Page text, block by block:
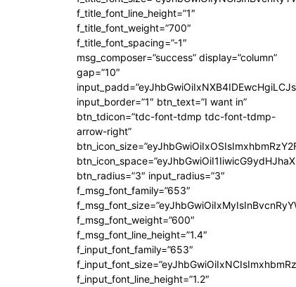
f_title_font_line_height=”1″
f_title_font_weight=”700″
f_title_font_spacing=”-1″
msg_composer=”success” display=”column”
gap=”10″
input_border=”1″ btn_text=”I want in”
btn_tdicon=”tdc-font-tdmp tdc-font-tdmp-
arrow-right”
btn_radius=”3″ input_radius=”3″
f_msg_font_family=”653″
f_msg_font_weight=”600″
f_msg_font_line_height=”1.4″
f_input_font_family=”653″
f_input_font_line_height=”1.2″